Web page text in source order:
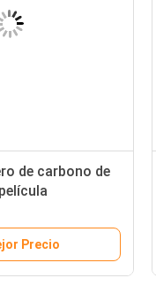
de carbono de
Precio